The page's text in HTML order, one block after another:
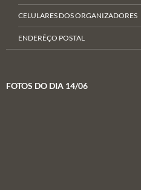
CELULARES DOS ORGANIZADORES
ENDERÊÇO POSTAL
FOTOS DO DIA 14/06